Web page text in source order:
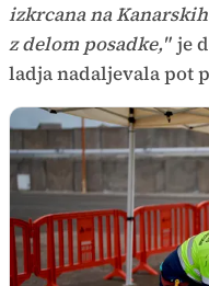
izkrcana na
z delom posadke," je
ladja nadaljevala pot